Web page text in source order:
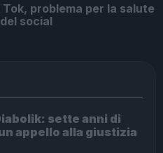
problema per la salute
social
sette anni di
appello alla giustizia